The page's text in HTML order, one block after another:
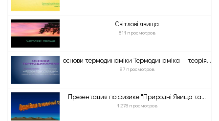
Світлові явища
811 просмотров
основи термодинаміки Термодинаміка — теорія...
97 просмотров
Презентация по физике "Природні Явища та...
1 278 просмотров